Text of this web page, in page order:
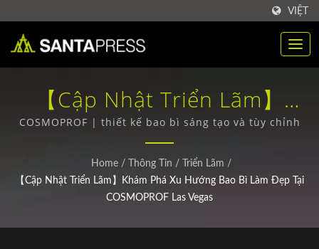
VIỆT
【Cập Nhật Triển Lãm】
Khám Phá Xu Hướng Bao Bì
Làm Đẹp Tại COSMOPROF
Las Vegas | Mua Số Lượng
COSMOPROF | thiết kế bao bì sáng tạo và tùy chỉnh
Home / Thông Tin / Triển Lãm /
【Cập Nhật Triển Lãm】Khám Phá Xu Hướng Bao Bì Làm Đẹp Tại
COSMOPROF Las Vegas